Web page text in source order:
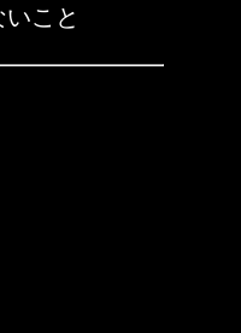
こと